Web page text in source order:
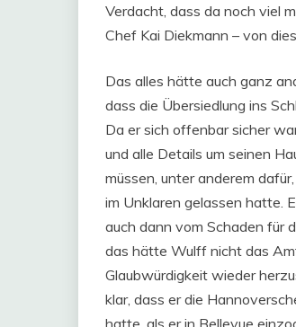
Verdacht, dass da noch viel
Chef Kai Diekmann – von
Das alles hätte auch ganz
dass die Übersiedlung ins
Da er sich offenbar sicher
und alle Details um seinen
müssen, unter anderem
im Unklaren gelassen hatte.
auch dann vom Schaden für
das hätte Wulff nicht das
Glaubwürdigkeit wieder
klar, dass er die
hatte, als er in Bellevue